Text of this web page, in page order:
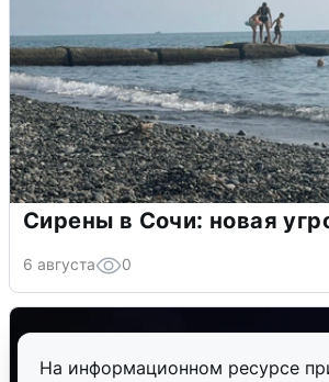
На информационном ресурсе
Сирены в Сочи: новая
6 августа 0